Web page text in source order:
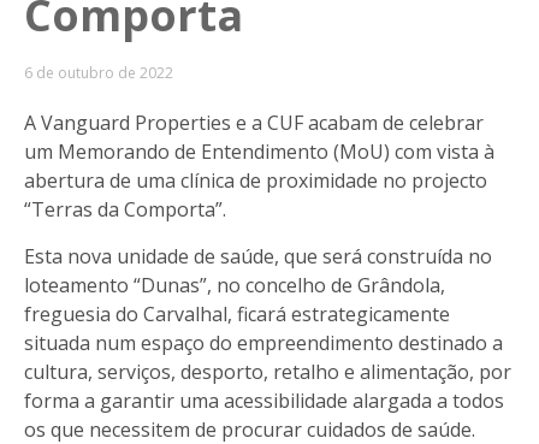
Comporta
6 de outubro de 2022
A Vanguard Properties e a CUF acabam de celebrar
um Memorando de Entendimento (MoU) com vista à
abertura de uma clínica de proximidade no projecto
“Terras da Comporta”.
Esta nova unidade de saúde, que será construída no
loteamento “Dunas”, no concelho de Grândola,
freguesia do Carvalhal, ficará estrategicamente
situada num espaço do empreendimento destinado a
cultura, serviços, desporto, retalho e alimentação, por
forma a garantir uma acessibilidade alargada a todos
os que necessitem de procurar cuidados de saúde.